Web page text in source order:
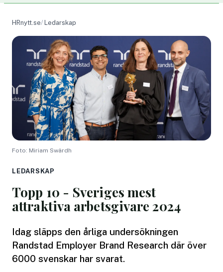
HRnytt.se Ledarskap
Foto: Miriam Swärdh
LEDARSKAP
Topp 10 - Sveriges mest
attraktiva arbetsgivare 2024
Idag släpps den årliga undersökningen
Randstad Employer Brand Research där över
6000 svenskar har svarat.